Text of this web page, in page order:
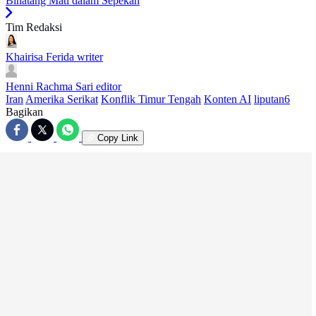
Tim Redaksi
Khairisa Ferida writer
Henni Rachma Sari editor
IranAmerika Serikat Konflik Timur Tengah Konten AI liputan6
Bagikan
Copy Link